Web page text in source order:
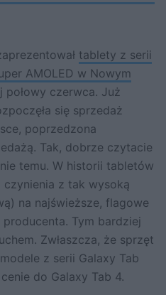
tablety z serii
AMOLED w Nowym
czerwca. Już
się sprzedaż
poprzedzona
Tak, dobrze czytacie
temu. W historii tabletów
z tak wysoką
na najświeższe, flagowe
Tym bardziej
Zwłaszcza, że sprzęt
z serii Galaxy Tab
do Galaxy Tab 4.